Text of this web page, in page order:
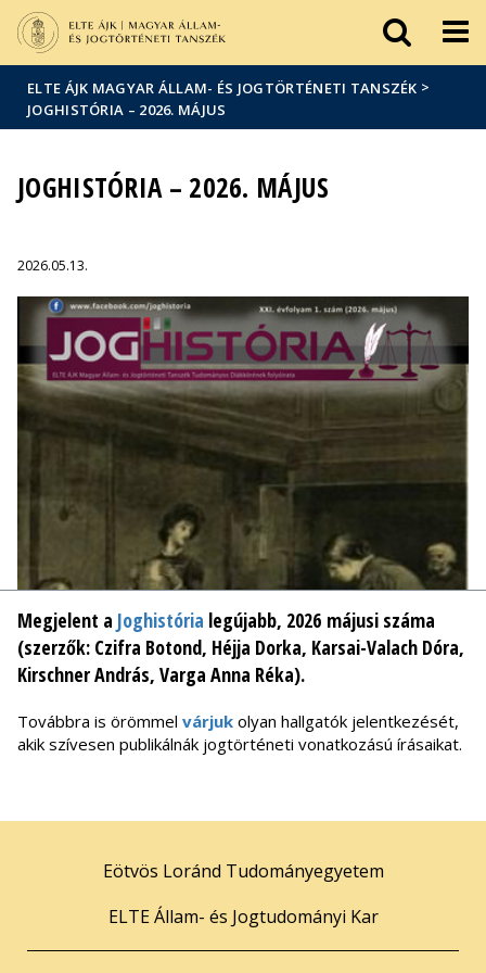
Hírek
Események
ELTE a
sajtóban
ELTE ÁJK MAGYAR ÁLLAM- ÉS JOGTÖRTÉNETI TANSZÉK >
JOGHISTÓRIA – 2026. MÁJUS
JOGHISTÓRIA – 2026. MÁJUS
2026.05.13.
Megjelent a Joghistória legújabb, 2026 májusi száma
(szerzők: Czifra Botond, Héjja Dorka, Karsai-Valach Dóra,
Kirschner András, Varga Anna Réka).
Továbbra is örömmel várjuk olyan hallgatók jelentkezését,
akik szívesen publikálnák jogtörténeti vonatkozású írásaikat.
Eötvös Loránd Tudományegyetem
ELTE Állam- és Jogtudományi Kar